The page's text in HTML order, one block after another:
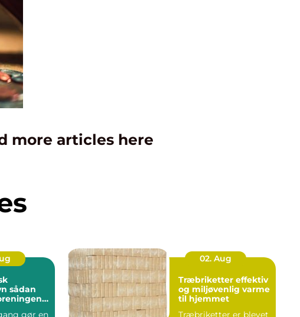
more articles here
gør en
02. Aug
Træbriketter effektiv
og miljøvenlig varme
til hjemmet
Træbriketter er blevet